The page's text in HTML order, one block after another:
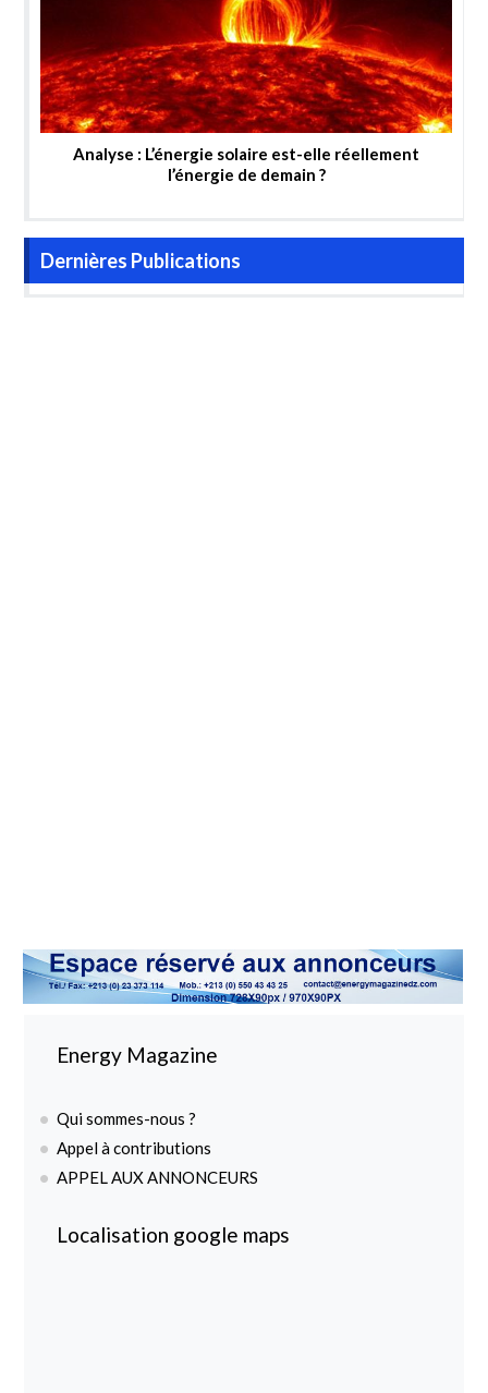
Analyse : L’énergie solaire est-elle réellement
l’énergie de demain ?
Dernières Publications
Energy Magazine
Qui sommes-nous ?
Appel à contributions
APPEL AUX ANNONCEURS
Localisation google maps